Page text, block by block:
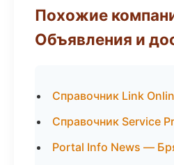
Похожие
Объявления и
Справочник Link
Справочник Service
Portal Info News —